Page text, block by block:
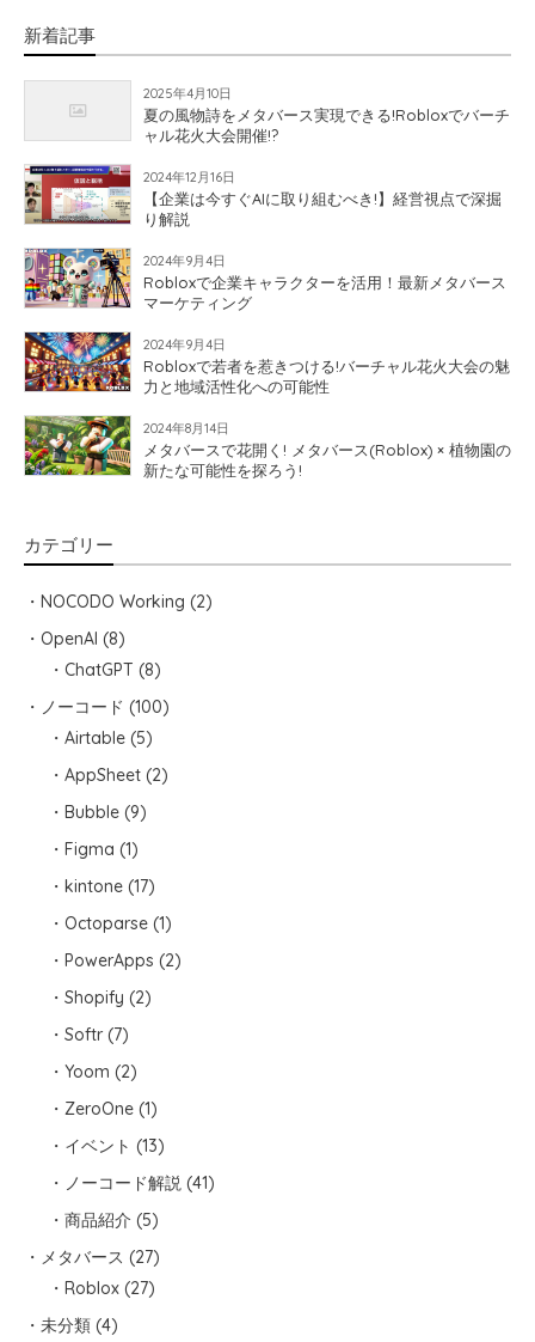
新着記事
2025年4月10日
夏の風物詩をメタバース実現できる!Robloxでバーチ
ャル花火大会開催!?
2024年12月16日
【企業は今すぐAIに取り組むべき!】経営視点で深掘
り解説
2024年9月4日
Robloxで企業キャラクターを活用！最新メタバース
マーケティング
2024年9月4日
Robloxで若者を惹きつける!バーチャル花火大会の魅
力と地域活性化への可能性
2024年8月14日
メタバースで花開く! メタバース(Roblox) × 植物園の
新たな可能性を探ろう!
カテゴリー
NOCODO Working (2)
OpenAI (8)
ChatGPT (8)
ノーコード (100)
Airtable (5)
AppSheet (2)
Bubble (9)
Figma (1)
kintone (17)
Octoparse (1)
PowerApps (2)
Shopify (2)
Softr (7)
Yoom (2)
ZeroOne (1)
イベント (13)
ノーコード解説 (41)
商品紹介 (5)
メタバース (27)
Roblox (27)
未分類 (4)